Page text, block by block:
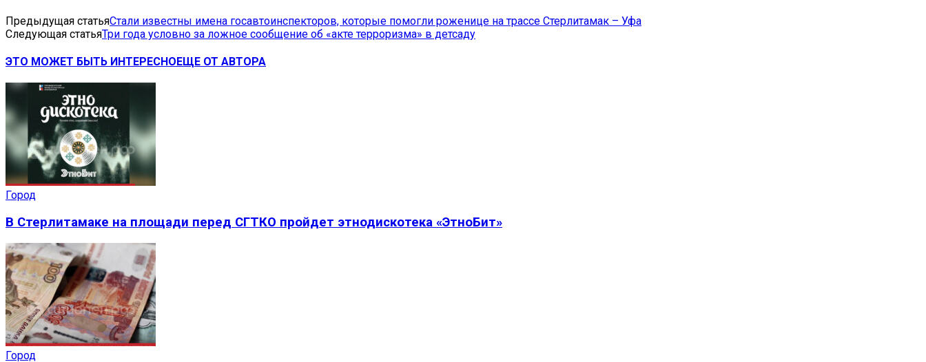
Предыдущая статьяСтали известны имена госавтоинспекторов, которые помогли роженице на трассе Стерлитамак – Уфа
Следующая статьяТри года условно за ложное сообщение об «акте терроризма» в детсаду
ЭТО МОЖЕТ БЫТЬ ИНТЕРЕСНОЕЩЕ ОТ АВТОРА
Город
В Стерлитамаке на площади перед СГТКО пройдет этнодискотека «ЭтноБит»
Город